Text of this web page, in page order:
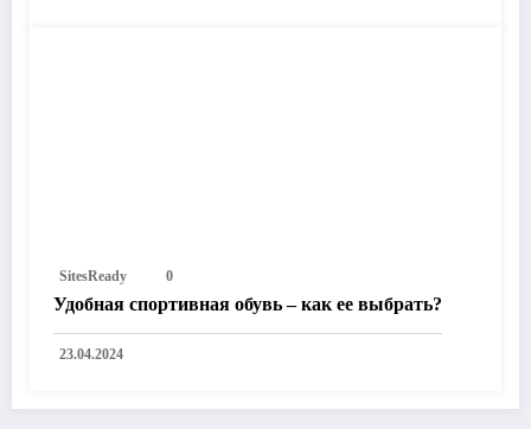
SitesReady 0
Удобная спортивная обувь – как ее выбрать?
23.04.2024